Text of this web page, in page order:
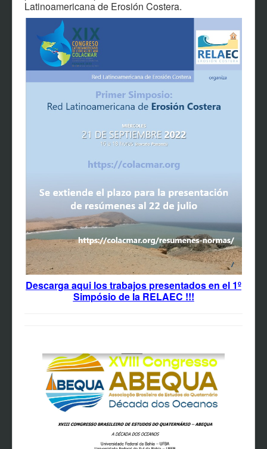
Latinoamericana de Erosión Costera.
Descarga aqui los trabajos presentados en el 1º
Simpósio de la RELAEC !!!